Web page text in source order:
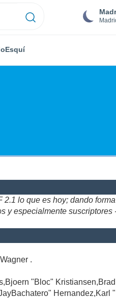
Esquí
lo que es hoy; dando
especialmente
.
"Bloc"